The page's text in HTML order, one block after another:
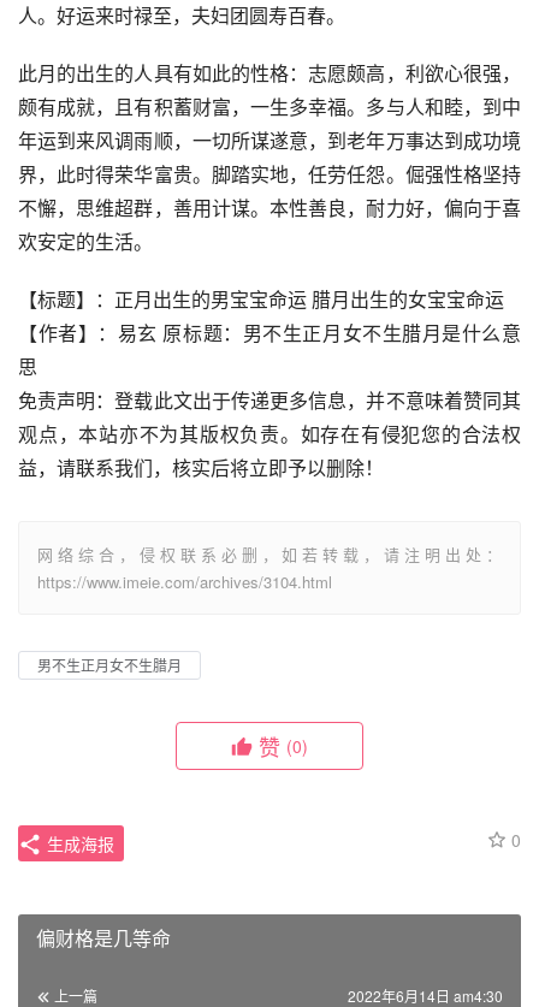
人。好运来时禄至，夫妇团圆寿百春。
此月的出生的人具有如此的性格：志愿颇高，利欲心很强，
颇有成就，且有积蓄财富，一生多幸福。多与人和睦，到中
年运到来风调雨顺，一切所谋遂意，到老年万事达到成功境
界，此时得荣华富贵。脚踏实地，任劳任怨。倔强性格坚持
不懈，思维超群，善用计谋。本性善良，耐力好，偏向于喜
欢安定的生活。
【标题】：正月出生的男宝宝命运 腊月出生的女宝宝命运
【作者】：易玄 原标题：男不生正月女不生腊月是什么意
思
免责声明：登载此文出于传递更多信息，并不意味着赞同其
观点，本站亦不为其版权负责。如存在有侵犯您的合法权
益，请联系我们，核实后将立即予以删除！
网络综合，侵权联系必删，如若转载，请注明出处：
https://www.imeie.com/archives/3104.html
男不生正月女不生腊月
赞 (0)
0
生成海报
偏财格是几等命
上一篇 2022年6月14日 am4:30